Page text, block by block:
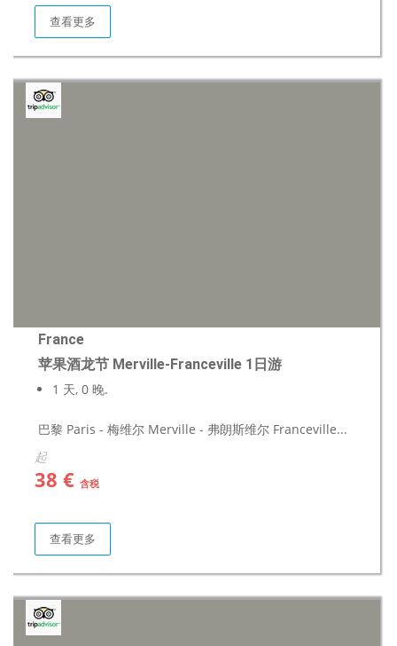
查看更多
France
苹果酒龙节 Merville-Franceville 1日游
1 天, 0 晚.
巴黎 Paris - 梅维尔 Merville - 弗朗斯维尔 Franceville...
起
38 € 含税
查看更多